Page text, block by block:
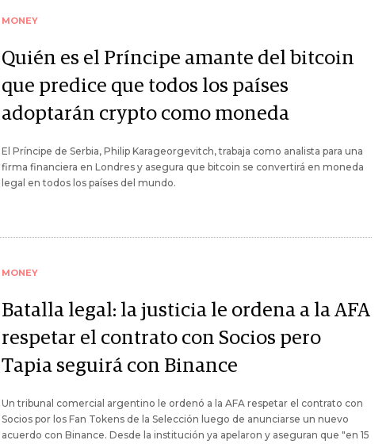
MONEY
Quién es el Príncipe amante del bitcoin
que predice que todos los países
adoptarán crypto como moneda
El Príncipe de Serbia, Philip Karageorgevitch, trabaja como analista para una
firma financiera en Londres y asegura que bitcoin se convertirá en moneda
legal en todos los países del mundo.
MONEY
Batalla legal: la justicia le ordena a la AFA
respetar el contrato con Socios pero
Tapia seguirá con Binance
Un tribunal comercial argentino le ordenó a la AFA respetar el contrato con
Socios por los Fan Tokens de la Selección luego de anunciarse un nuevo
acuerdo con Binance. Desde la institución ya apelaron y aseguran que "en 15